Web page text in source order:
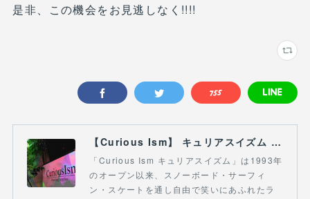
是非、この機会をお見逃しなく!!!!
【Curious Ism】 キュリアスイズム l スノーボードショップ サーフショップ 福島県 会津若松市 郡山市 通販
「Curious Ism キュリアスイズム」は1993年
のオープン以来、スノーボード・サーフィ
ン・スケートを通し自由で笑いにあふれたラ